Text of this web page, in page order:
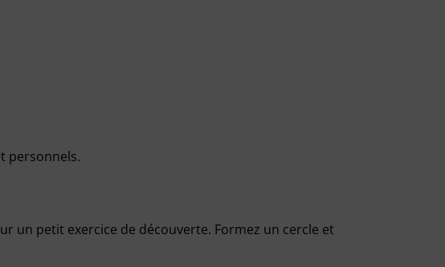
personnels.
un petit exercice de découverte. Formez un cercle et